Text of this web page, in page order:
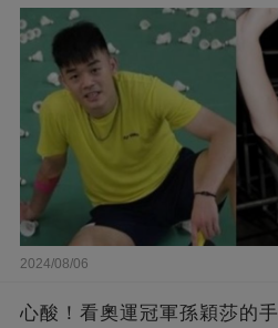
2024/08/06
心酸！看奧運冠軍孫穎莎的